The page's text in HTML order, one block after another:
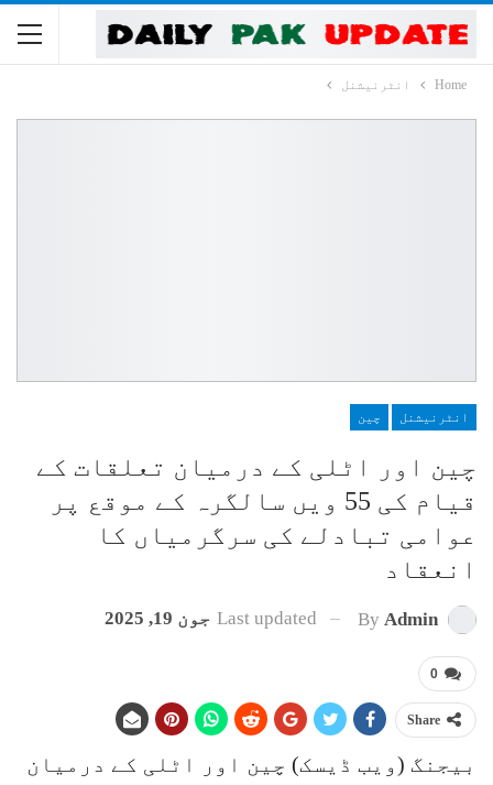
Home انٹرنیشنل
انٹرنیشنل چین
چین اور اٹلی کے درمیان تعلقات کے
قیام کی 55 ویں سالگرہ کے موقع پر
عوامی تبادلے کی سرگرمیاں کا
انعقاد
By Admin
Last updated جون 19, 2025
0
Share
بیجنگ (ویب ڈیسک) چین اور اٹلی کے درمیان